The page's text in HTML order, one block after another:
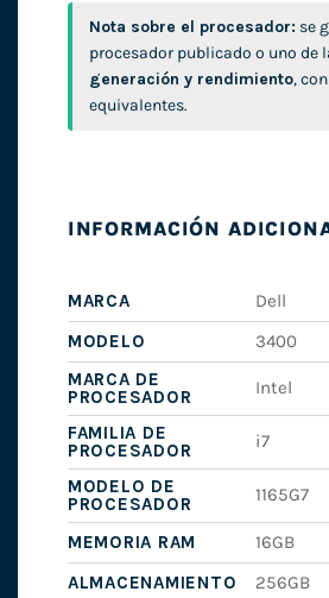
Nota sobre el procesador: se
procesador publicado o uno de
generación y rendimiento,
equivalentes.
INFORMACIÓN
MARCA
Dell
MODELO
3400
MARCA DE
PROCESADOR
Intel
FAMILIA DE
PROCESADOR
i7
MODELO DE
PROCESADOR
1165G7
MEMORIA RAM
16GB
ALMACENAMIENTO
256GB